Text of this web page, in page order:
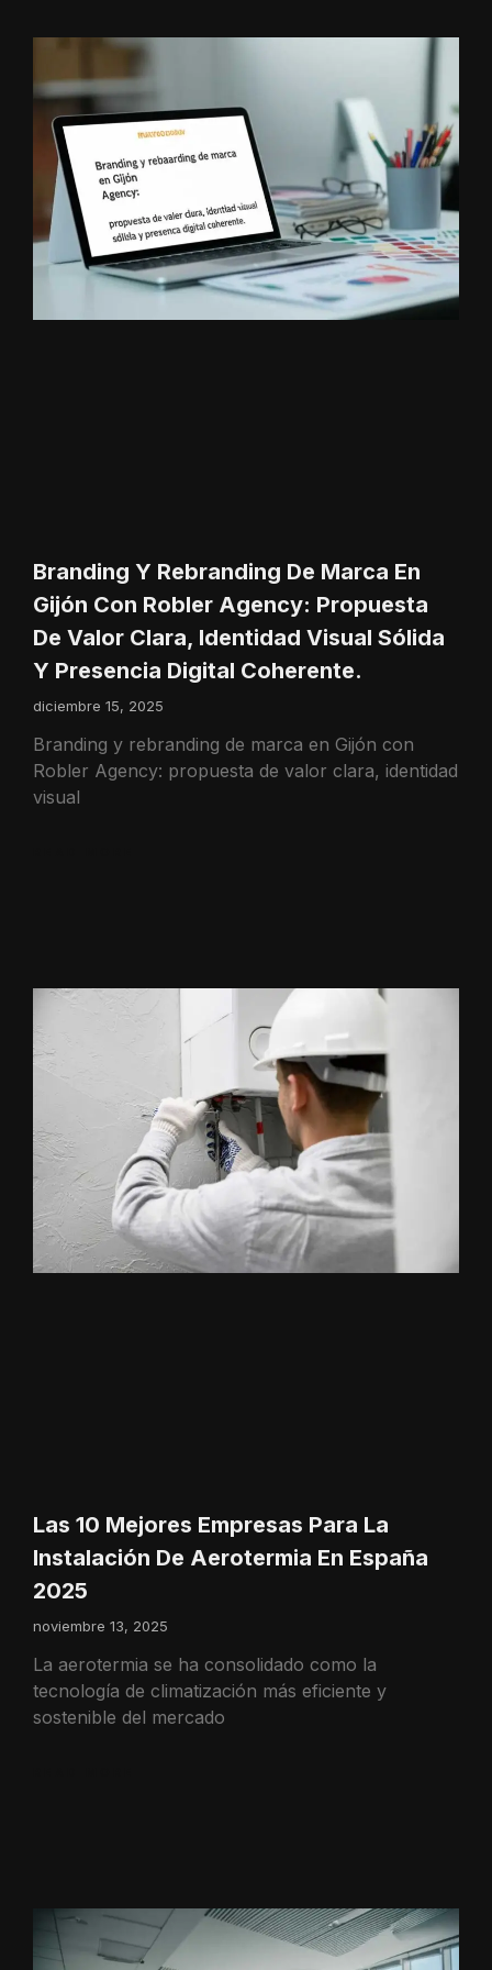
Branding Y Rebranding De Marca En
Gijón Con Robler Agency: Propuesta
De Valor Clara, Identidad Visual Sólida
Y Presencia Digital Coherente.
diciembre 15, 2025
Branding y rebranding de marca en Gijón con
Robler Agency: propuesta de valor clara, identidad
visual
Las 10 Mejores Empresas Para La
Instalación De Aerotermia En España
2025
noviembre 13, 2025
La aerotermia se ha consolidado como la
tecnología de climatización más eficiente y
sostenible del mercado